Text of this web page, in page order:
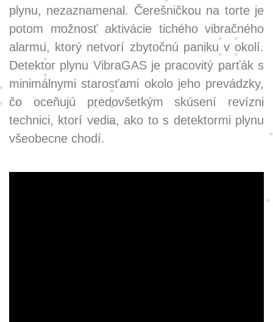
plynu, nezaznamenal. Čerešničkou na torte je
potom možnosť aktivácie tichého vibračného
alarmu, ktorý netvorí zbytočnú paniku v okolí.
Detektor plynu VibraGAS je pracovitý parťák s
minimálnymi starosťami okolo jeho prevádzky,
čo oceňujú predovšetkým skúsení revízni
technici, ktorí vedia, ako to s detektormi plynu
všeobecne chodí.